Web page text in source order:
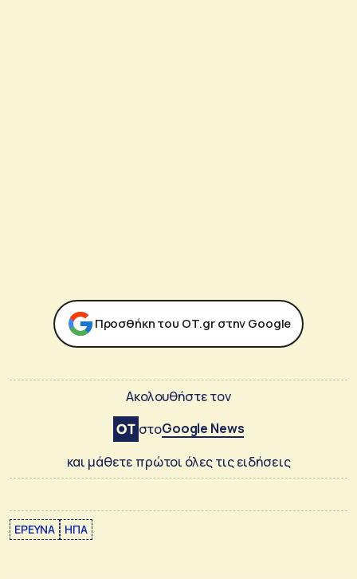
Προσθήκη του ΟΤ.gr στην Google
Ακολουθήστε τον
στοGoogle News
και μάθετε πρώτοι όλες τις ειδήσεις
ΕΡΕΥΝΑ ΗΠΑ